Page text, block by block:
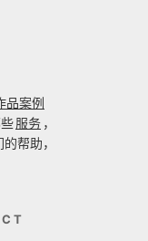
品案例
服务 ，
帮助，